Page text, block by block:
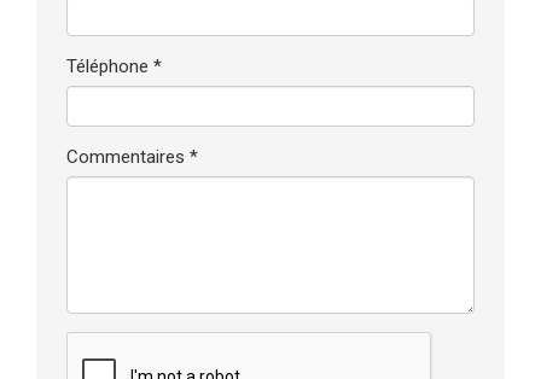
Téléphone *
Commentaires *